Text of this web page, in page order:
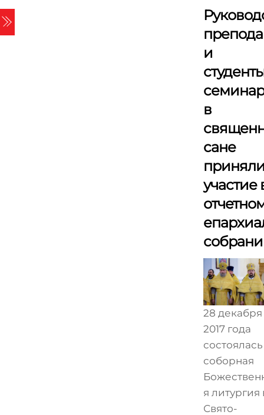
Skip
to
content
и
в
сане
участие
28 декабря
2017 года
состоялась
соборная
я литургия
Свято-